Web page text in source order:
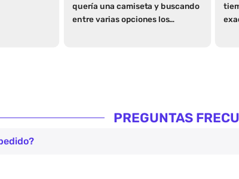
quería una camiseta y buscando
entre varias opciones los
las guías de tallas y demás,
PREGUNTAS